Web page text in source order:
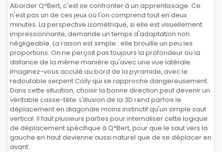
Aborder Q*Bert, c'est se confronter à un apprentissage. Ce
n'est pas un de ces jeux où l'on comprend tout en deux
minutes. La perspective isométrique, si elle est visuellement
impressionnante, demande un temps d'adaptation non
négligeable. La raison est simple : elle brouille un peu les
proportions. On ne perçoit pas toujours la profondeur ou la
distance de la même manière qu'avec une vue latérale.
Imaginez-vous acculé au bord de la pyramide, avec le
redoutable serpent Coily qui se rapproche dangereusement.
Dans cette situation, choisir la bonne direction peut devenir un
véritable casse-tête. L'illusion de la 3D rend parfois le
déplacement en diagonale moins instinctif qu'un simple saut
vertical. Il faut plusieurs parties pour internaliser cette logique
de déplacement spécifique à Q*Bert, pour que le saut vers la
gauche en haut devienne aussi naturel que de se déplacer en
avant.